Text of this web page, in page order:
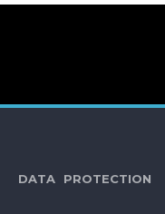
DATA PROTECTION